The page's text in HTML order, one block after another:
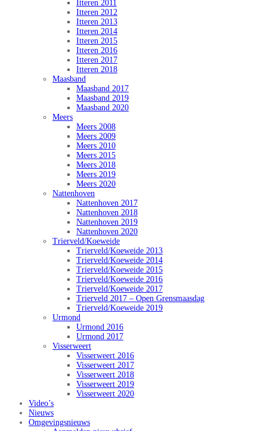
Itteren 2011
Itteren 2012
Itteren 2013
Itteren 2014
Itteren 2015
Itteren 2016
Itteren 2017
Itteren 2018
Maasband
Maasband 2017
Maasband 2019
Maasband 2020
Meers
Meers 2008
Meers 2009
Meers 2010
Meers 2015
Meers 2018
Meers 2019
Meers 2020
Nattenhoven
Nattenhoven 2017
Nattenhoven 2018
Nattenhoven 2019
Nattenhoven 2020
Trierveld/Koeweide
Trierveld/Koeweide 2013
Trierveld/Koeweide 2014
Trierveld/Koeweide 2015
Trierveld/Koeweide 2016
Trierveld/Koeweide 2017
Trierveld 2017 – Open Grensmaasdag
Trierveld/Koeweide 2019
Urmond
Urmond 2016
Urmond 2017
Visserweert
Visserweert 2016
Visserweert 2017
Visserweert 2018
Visserweert 2019
Visserweert 2020
Video’s
Nieuws
Omgevingsnieuws